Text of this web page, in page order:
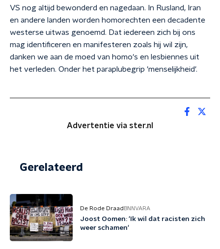
VS nog altijd bewonderd en nagedaan. In Rusland, Iran
en andere landen worden homorechten een decadente
westerse uitwas genoemd. Dat iedereen zich bij ons
mag identificeren en manifesteren zoals hij wil zijn,
danken we aan de moed van homo's en lesbiennes uit
het verleden. Onder het paraplubegrip 'menselijkheid'.
Advertentie via ster.nl
Gerelateerd
De Rode Draad BNNVARA
Joost Oomen: 'Ik wil dat racisten zich
weer schamen'